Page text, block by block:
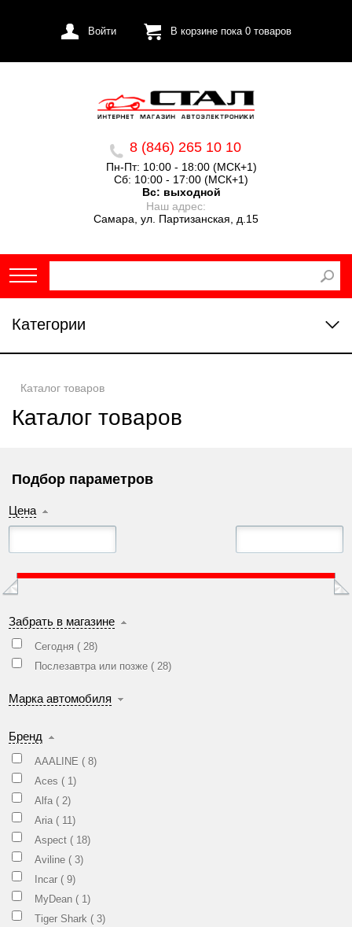
Войти В корзине пока 0товаров
8 (846) 265 10 10
Пн-Пт: 10:00 - 18:00 (МСК+1)
Сб: 10:00 - 17:00 (МСК+1)
Вс: выходной
Наш адрес:
Самара, ул. Партизанская, д.15
Категории
Каталог товаров
Каталог товаров
Подбор параметров
Цена
Забрать в магазине
Сегодня ( 28)
Послезавтра или позже ( 28)
Марка автомобиля
Бренд
AAALINE ( 8)
Aces ( 1)
Alfa ( 2)
Aria ( 11)
Aspect ( 18)
Aviline ( 3)
Incar ( 9)
MyDean ( 1)
Tiger Shark ( 3)